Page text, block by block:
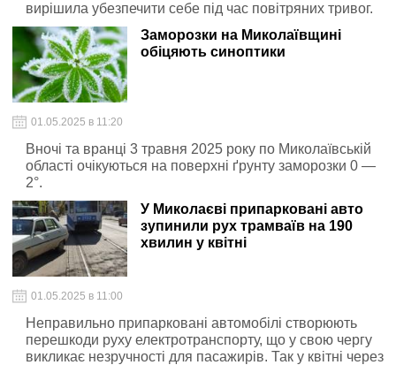
вирішила убезпечити себе під час повітряних тривог.
Заморозки на Миколаївщині
обіцяють синоптики
01.05.2025 в 11:20
Вночі та вранці 3 травня 2025 року по Миколаївській
області очікуються на поверхні ґрунту заморозки 0 —
2°.
У Миколаєві припарковані авто
зупинили рух трамваїв на 190
хвилин у квітні
01.05.2025 в 11:00
Неправильно припарковані автомобілі створюють
перешкоди руху електротранспорту, що у свою чергу
викликає незручності для пасажирів. Так у квітні через